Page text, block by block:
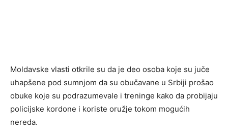
Moldavske vlasti otkrile su da je deo osoba koje su juče
uhapšene pod sumnjom da su obučavane u Srbiji prošao
obuke koje su podrazumevale i treninge kako da probijaju
policijske kordone i koriste oružje tokom mogućih
nereda.